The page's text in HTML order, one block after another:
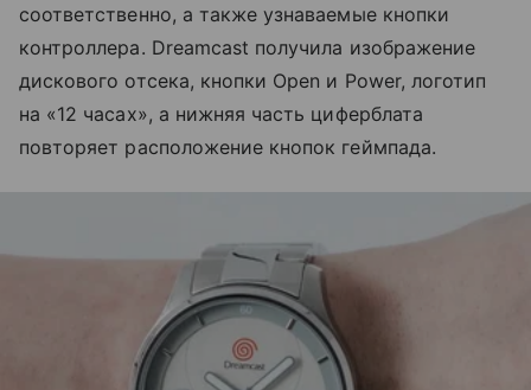
соответственно, а также узнаваемые кнопки
контроллера. Dreamcast получила изображение
дискового отсека, кнопки Open и Power, логотип
на «12 часах», а нижняя часть циферблата
повторяет расположение кнопок геймпада.